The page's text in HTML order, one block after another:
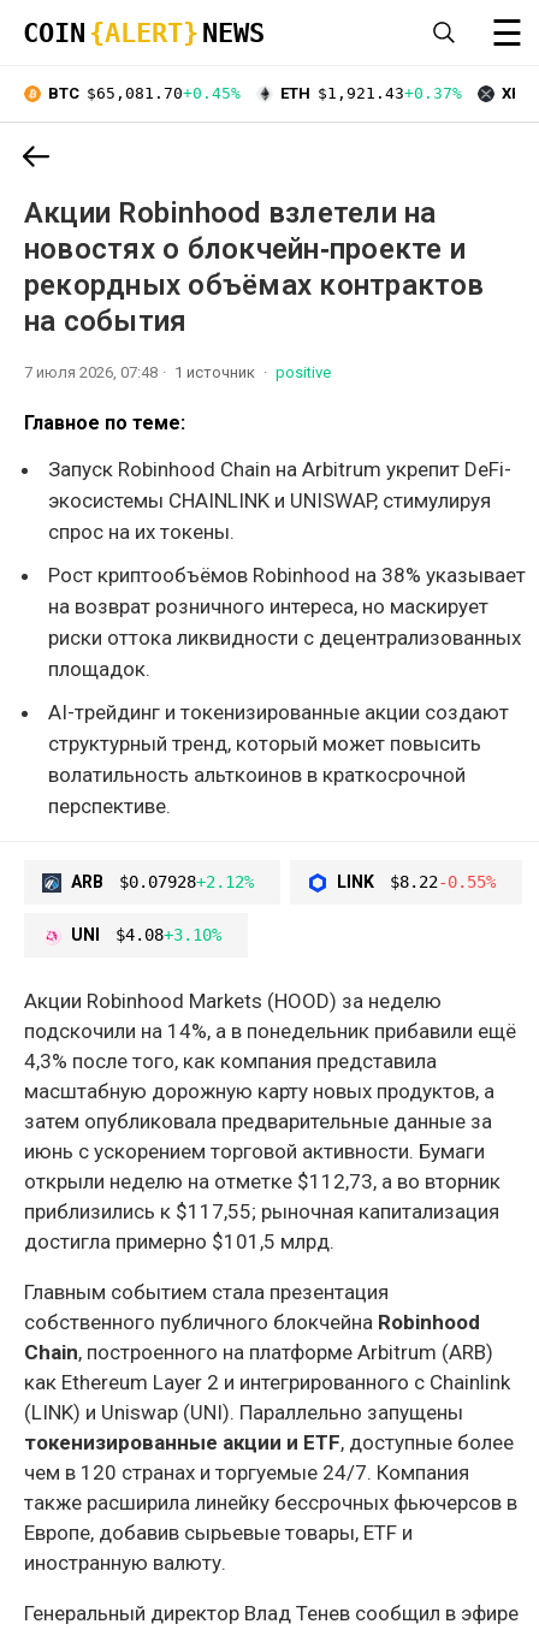
COIN {ALERT} NEWS ☰
BTC $65,081.70+0.45% ETH $1,921.43+0.37% XRP
Акции Robinhood взлетели на
новостях о блокчейн‑проекте и
рекордных объёмах контрактов
на события
7 июля 2026, 07:48 1 источник positive
Главное по теме:
Запуск Robinhood Chain на Arbitrum укрепит DeFi-
экосистемы CHAINLINK и UNISWAP, стимулируя
спрос на их токены.
Рост криптообъёмов Robinhood на 38% указывает
на возврат розничного интереса, но маскирует
риски оттока ликвидности с децентрализованных
площадок.
AI-трейдинг и токенизированные акции создают
структурный тренд, который может повысить
волатильность альткоинов в краткосрочной
перспективе.
ARB $0.07928+2.12% LINK $8.22-0.55%
UNI $4.08+3.10%
Акции Robinhood Markets (HOOD) за неделю
подскочили на 14%, а в понедельник прибавили ещё
4,3% после того, как компания представила
масштабную дорожную карту новых продуктов, а
затем опубликовала предварительные данные за
июнь с ускорением торговой активности. Бумаги
открыли неделю на отметке $112,73, а во вторник
приблизились к $117,55; рыночная капитализация
достигла примерно $101,5 млрд.
Главным событием стала презентация
собственного публичного блокчейна Robinhood
Chain, построенного на платформе Arbitrum (ARB)
как Ethereum Layer 2 и интегрированного с Chainlink
(LINK) и Uniswap (UNI). Параллельно запущены
токенизированные акции и ETF, доступные более
чем в 120 странах и торгуемые 24/7. Компания
также расширила линейку бессрочных фьючерсов в
Европе, добавив сырьевые товары, ETF и
иностранную валюту.
Генеральный директор Влад Тенев сообщил в эфире